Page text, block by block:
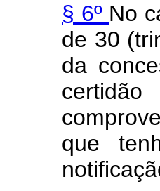
§ 6º No
de 30
da
certidão
que